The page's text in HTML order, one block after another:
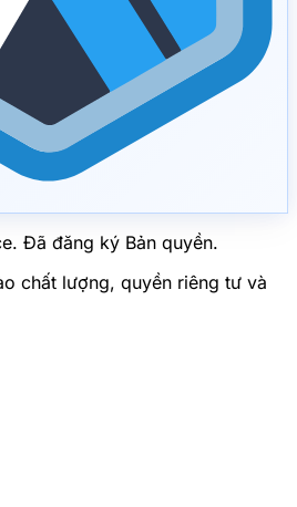
Đã đăng ký Bản quyền.
chất lượng, quyền riêng tư và